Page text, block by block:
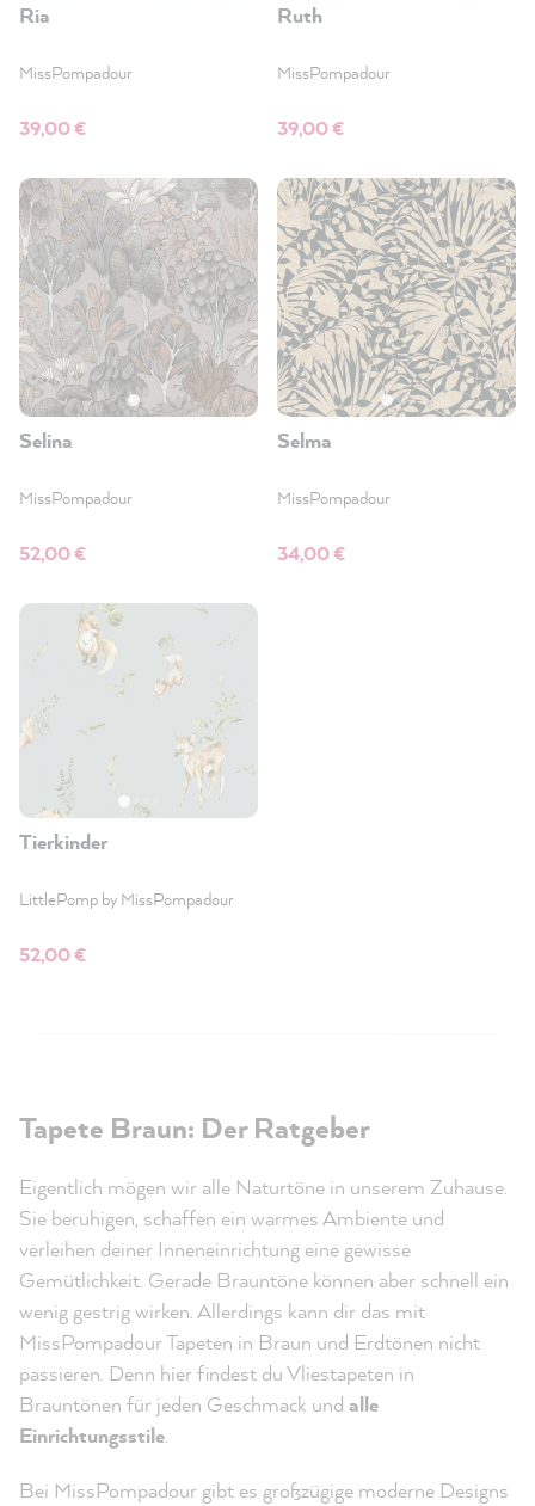
Ria
MissPompadour
39,00 €
Ruth
MissPompadour
39,00 €
Selina
MissPompadour
52,00 €
Selma
MissPompadour
34,00 €
Tierkinder
LittlePomp by MissPompadour
52,00 €
Tapete Braun: Der Ratgeber
Eigentlich mögen wir alle Naturtöne in unserem Zuhause.
Sie beruhigen, schaffen ein warmes Ambiente und
verleihen deiner Inneneinrichtung eine gewisse
Gemütlichkeit. Gerade Brauntöne können aber schnell ein
wenig gestrig wirken. Allerdings kann dir das mit
MissPompadour Tapeten in Braun und Erdtönen nicht
passieren. Denn hier findest du Vliestapeten in
Brauntönen für jeden Geschmack und alle
Einrichtungsstile.
Bei MissPompadour gibt es großzügige moderne Designs